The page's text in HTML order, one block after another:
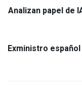
Analizan papel de
Exministro